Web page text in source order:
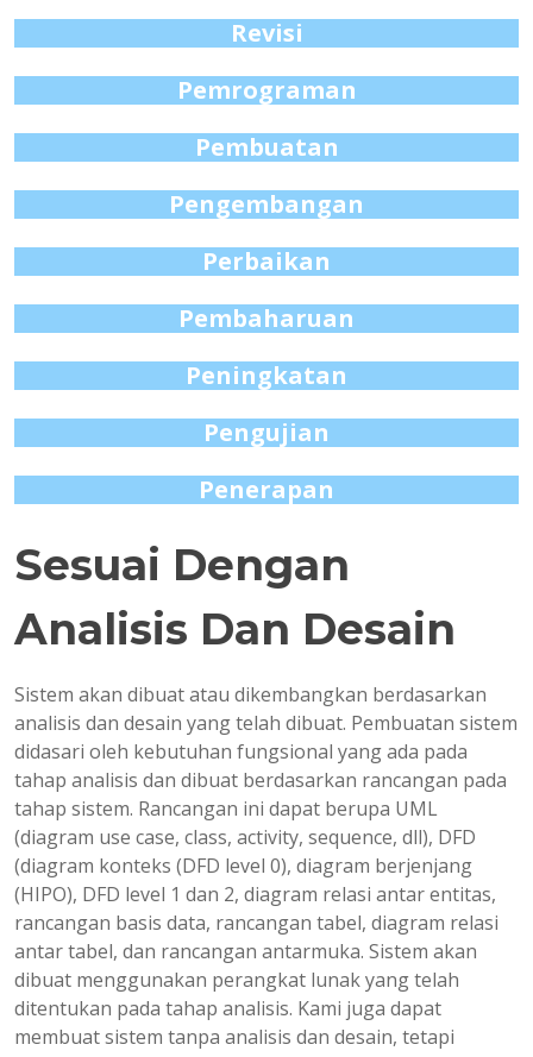
Revisi
Pemrograman
Pembuatan
Pengembangan
Perbaikan
Pembaharuan
Peningkatan
Pengujian
Penerapan
Sesuai Dengan
Analisis Dan Desain
Sistem akan dibuat atau dikembangkan berdasarkan
analisis dan desain yang telah dibuat. Pembuatan sistem
didasari oleh kebutuhan fungsional yang ada pada
tahap analisis dan dibuat berdasarkan rancangan pada
tahap sistem. Rancangan ini dapat berupa UML
(diagram use case, class, activity, sequence, dll), DFD
(diagram konteks (DFD level 0), diagram berjenjang
(HIPO), DFD level 1 dan 2, diagram relasi antar entitas,
rancangan basis data, rancangan tabel, diagram relasi
antar tabel, dan rancangan antarmuka. Sistem akan
dibuat menggunakan perangkat lunak yang telah
ditentukan pada tahap analisis. Kami juga dapat
membuat sistem tanpa analisis dan desain, tetapi